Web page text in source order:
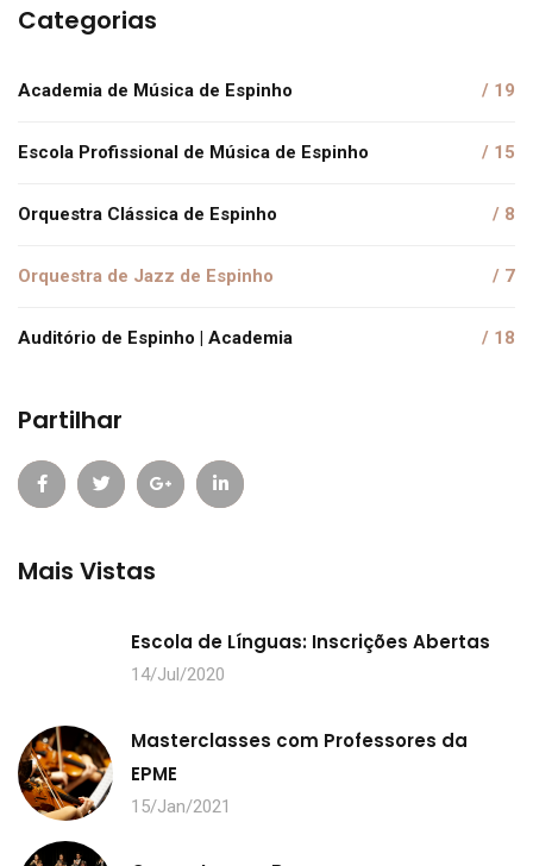
Categorias
Academia de Música de Espinho / 19
Escola Profissional de Música de Espinho / 15
Orquestra Clássica de Espinho / 8
Orquestra de Jazz de Espinho / 7
Auditório de Espinho | Academia / 18
Partilhar
Mais Vistas
Escola de Línguas: Inscrições Abertas
14/Jul/2020
Masterclasses com Professores da
EPME
15/Jan/2021